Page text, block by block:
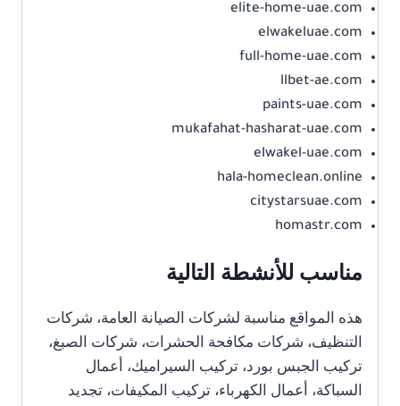
elite-home-uae.com
elwakeluae.com
full-home-uae.com
llbet-ae.com
paints-uae.com
mukafahat-hasharat-uae.com
elwakel-uae.com
hala-homeclean.online
citystarsuae.com
homastr.com
مناسب للأنشطة التالية
هذه المواقع مناسبة لشركات الصيانة العامة، شركات
التنظيف، شركات مكافحة الحشرات، شركات الصبغ،
تركيب الجبس بورد، تركيب السيراميك، أعمال
السباكة، أعمال الكهرباء، تركيب المكيفات، تجديد